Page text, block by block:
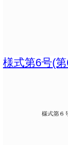
様式第6号(